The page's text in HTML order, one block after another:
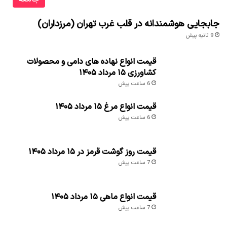
جابجایی هوشمندانه در قلب غرب تهران (مرزداران)
9 ثانیه پیش
قیمت انواع نهاده های دامی و محصولات
کشاورزی ۱۵ مرداد ۱۴۰۵
6 ساعت پیش
قیمت انواع مرغ ۱۵ مرداد ۱۴۰۵
6 ساعت پیش
قیمت روز گوشت قرمز در ۱۵ مرداد ۱۴۰۵
7 ساعت پیش
قیمت انواع ماهی ۱۵ مرداد ۱۴۰۵
7 ساعت پیش